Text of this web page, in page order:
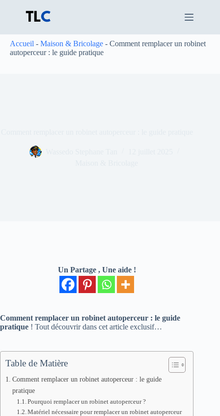
Accueil - Maison & Bricolage - Comment remplacer un robinet
autoperceur : le guide pratique
Un Partage , Une aide !
Comment remplacer un robinet autoperceur : le guide
pratique ! Tout découvrir dans cet article exclusif…
Table de Matière
Comment remplacer un robinet autoperceur : le guide
pratique
Pourquoi remplacer un robinet autoperceur ?
Matériel nécessaire pour remplacer un robinet autoperceur